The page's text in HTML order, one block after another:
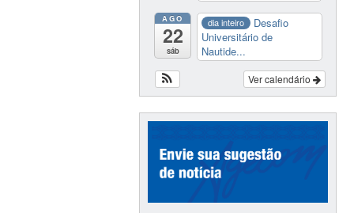
AGO
22
sáb
dia inteiro
Desafio
Universitário de
Nautide...
Ver calendário